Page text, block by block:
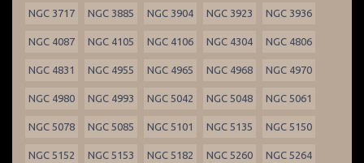
NGC 3717 NGC 3885 NGC 3904 NGC 3923 NGC 3936
NGC 4087 NGC 4105 NGC 4106 NGC 4304 NGC 4806
NGC 4831 NGC 4955 NGC 4965 NGC 4968 NGC 4970
NGC 4980 NGC 4993 NGC 5042 NGC 5048 NGC 5061
NGC 5078 NGC 5085 NGC 5101 NGC 5135 NGC 5150
NGC 5152 NGC 5153 NGC 5182 NGC 5260 NGC 5264